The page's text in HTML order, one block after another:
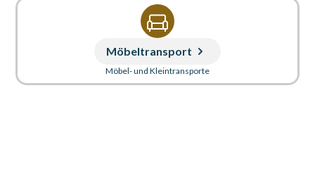
Möbeltransport
Möbel- und Kleintransporte